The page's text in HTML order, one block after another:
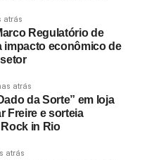
atrás
Regulatório de
impacto econômico de
atrás
da Sorte” em loja
Freire e sorteia
in Rio
atrás